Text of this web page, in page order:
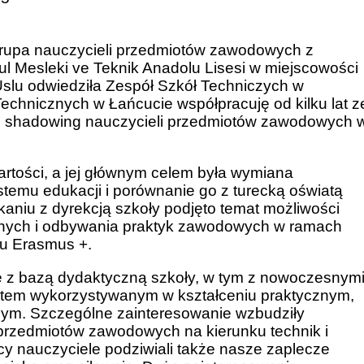
nauczycieli przedmiotów zawodowych z
Mesleki ve Teknik Anadolu Lisesi w miejscowości
odwiedziła Zespół Szkół Techniczych w
w Łańcucie współpracuję od kilku lat
nauczycieli przedmiotów zawodowych
a jej głównym celem była wymiana
edukacji i porównanie go z turecką oświatą
z dyrekcją szkoły podjęto temat możliwości
i odbywania praktyk zawodowych w ramach
Erasmus +.
dydaktyczną szkoły, w tym z nowoczesnymi
wykorzystywanym w kształceniu praktycznym,
Szczególne zainteresowanie wzbudziły
zawodowych na kierunku technik i
nauczyciele podziwiali także nasze zaplecze